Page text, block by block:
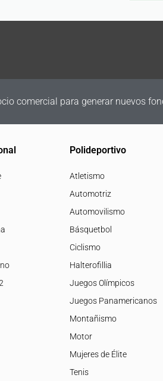
comercial para generar nuevos
Polideportivo
Atletismo
Automotriz
Automovilismo
Básquetbol
Ciclismo
Halterofillia
Juegos Olímpicos
Juegos Panamericanos
Montañismo
Motor
Mujeres de Élite
Tenis